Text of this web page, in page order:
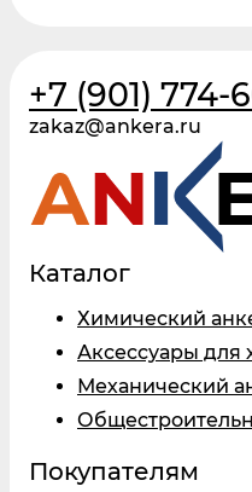
+7 (901) 774-
zakaz@ankera.ru
Каталог
Химический
Аксессуары для
Механический
Покупателям